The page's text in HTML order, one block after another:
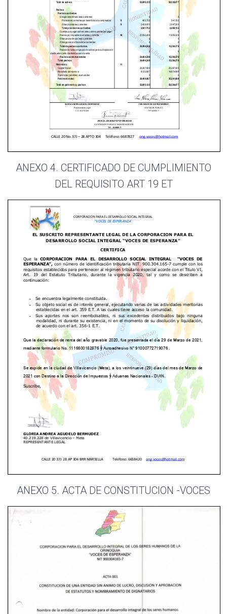
ANEXO 4. CERTIFICADO DE CUMPLIMIENTO
DEL REQUISITO ART 19 ET
ANEXO 5. ACTA DE CONSTITUCION -VOCES